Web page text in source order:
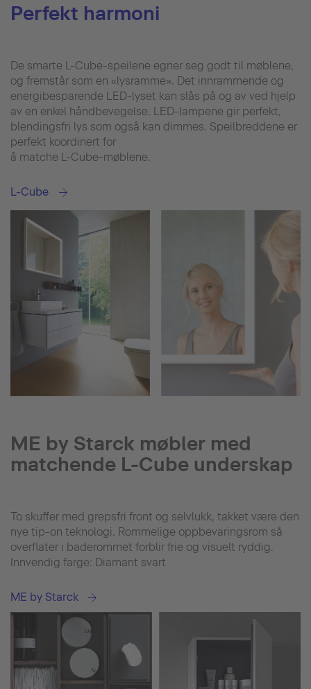
Perfekt harmoni
De smarte L-Cube-speilene egner seg godt til møblene,
og fremstår som en «lysramme». Det innrammende og
energibesparende LED-lyset kan slås på og av ved hjelp
av en enkel håndbevegelse. LED-lampene gir perfekt,
blendingsfri lys som også kan dimmes. Speilbreddene er
perfekt koordinert for
å matche L-Cube-møblene.
L-Cube
ME by Starck møbler med
matchende L-Cube underskap
To skuffer med grepsfri front og selvlukk, takket være den
nye tip-on teknologi. Rommelige oppbevaringsrom så
overflater i baderommet forblir frie og visuelt ryddig.
Innvendig farge: Diamant svart
ME by Starck